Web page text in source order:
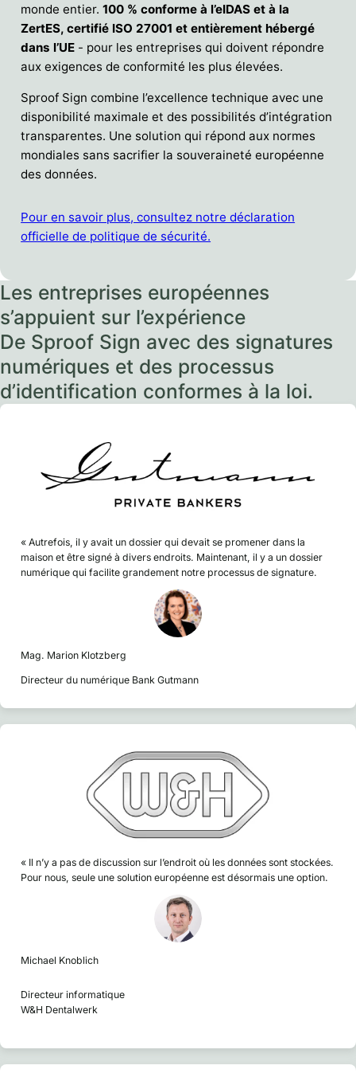
monde entier.100 % conforme à l’eIDAS et à la
ZertES, certifié ISO 27001 et entièrement hébergé
dans l’UE - pour les entreprises qui doivent répondre
aux exigences de conformité les plus élevées.
Sproof Sign combine l’excellence technique avec une
disponibilité maximale et des possibilités d’intégration
transparentes. Une solution qui répond aux normes
mondiales sans sacrifier la souveraineté européenne
des données.
Pour en savoir plus, consultez notre déclaration
officielle de politique de sécurité.
Les entreprises européennes
s’appuient sur l’expérience
De Sproof Sign avec des signatures
numériques et des processus
d’identification conformes à la loi.
« Autrefois, il y avait un dossier qui devait se promener dans la
maison et être signé à divers endroits. Maintenant, il y a un dossier
numérique qui facilite grandement notre processus de signature.
Mag. Marion Klotzberg
Directeur du numérique Bank Gutmann
« Il n’y a pas de discussion sur l’endroit où les données sont stockées.
Pour nous, seule une solution européenne est désormais une option.
Michael Knoblich
Directeur informatique
W&H Dentalwerk